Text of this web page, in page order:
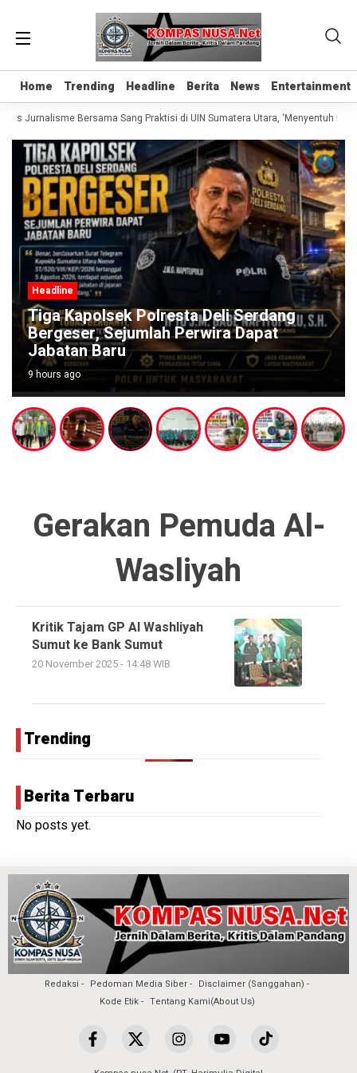
Home Trending Headline Berita News Entertainment
Home Trending Headline Berita News Entertainment
Jurnalisme Bersama Sang Praktisi di UIN Sumatera Utara, ‘Menyentuh Hati
Headline
Tiga Kapolsek Polresta Deli Serdang
Bergeser, Sejumlah Perwira Dapat
Jabatan Baru
9 hours ago
Gerakan Pemuda Al-
Wasliyah
Kritik Tajam GP Al Washliyah
Sumut ke Bank Sumut
20 November 2025 - 14:48 WIB
Trending
Berita Terbaru
No posts yet.
Redaksi Pedoman Media Siber
Disclaimer (Sanggahan)
Kode Etik
Tentang Kami(About Us)